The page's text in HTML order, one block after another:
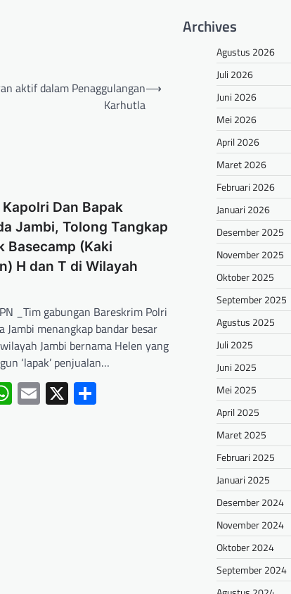
aktif dalam Penaggulangan
Karhutla
⟶
Kapolri Dan Bapak
Jambi, Tolong Tangkap
Basecamp (Kaki
H dan T di Wilayah
_Tim gabungan Bareskrim Polri
Jambi menangkap bandar besar
Jambi bernama Helen yang
‘lapak’ penjualan…
WhatsApp
Email
X Share
Archives
Agustus 2026
Juli 2026
Juni 2026
Mei 2026
April 2026
Maret 2026
Februari 2026
Januari 2026
Desember 2025
November 2025
Oktober 2025
September 2025
Agustus 2025
Juli 2025
Juni 2025
Mei 2025
April 2025
Maret 2025
Februari 2025
Januari 2025
Desember 2024
November 2024
Oktober 2024
September 2024